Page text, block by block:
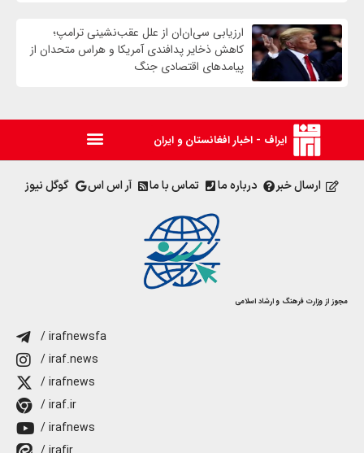
ارزیابی سی‌ان‌ان از علل عقب‌نشینی ترامپ؛
کاهش ذخایر پدافندی آمریکا و هراس متحدان از
پیامدهای اقتصادی جنگ
ایراف - اخبار افغانستان و ایران
ارسال خبر درباره ما تماس با ما آر اس اس گوگل نیوز
مجوز از وزارت فرهنگ و ارشاد اسلامی
/ irafnewsfa
/ iraf.news
/ irafnews
/ iraf.ir
/ irafnews